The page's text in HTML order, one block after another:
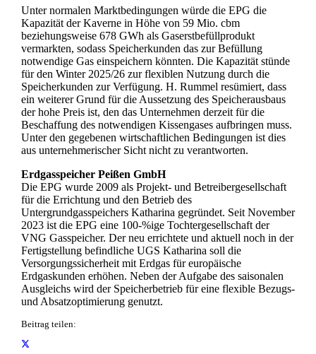
Unter normalen Marktbedingungen würde die EPG die
Kapazität der Kaverne in Höhe von 59 Mio. cbm
beziehungsweise 678 GWh als Gaserstbefüllprodukt
vermarkten, sodass Speicherkunden das zur Befüllung
notwendige Gas einspeichern könnten. Die Kapazität stünde
für den Winter 2025/26 zur flexiblen Nutzung durch die
Speicherkunden zur Verfügung. H. Rummel resümiert, dass
ein weiterer Grund für die Aussetzung des Speicherausbaus
der hohe Preis ist, den das Unternehmen derzeit für die
Beschaffung des notwendigen Kissengases aufbringen muss.
Unter den gegebenen wirtschaftlichen Bedingungen ist dies
aus unternehmerischer Sicht nicht zu verantworten.
Erdgasspeicher Peißen GmbH
Die EPG wurde 2009 als Projekt- und Betreibergesellschaft
für die Errichtung und den Betrieb des
Untergrundgasspeichers Katharina gegründet. Seit November
2023 ist die EPG eine 100-%ige Tochtergesellschaft der
VNG Gasspeicher. Der neu errichtete und aktuell noch in der
Fertigstellung befindliche UGS Katharina soll die
Versorgungssicherheit mit Erdgas für europäische
Erdgaskunden erhöhen. Neben der Aufgabe des saisonalen
Ausgleichs wird der Speicherbetrieb für eine flexible Bezugs-
und Absatzoptimierung genutzt.
Beitrag teilen: